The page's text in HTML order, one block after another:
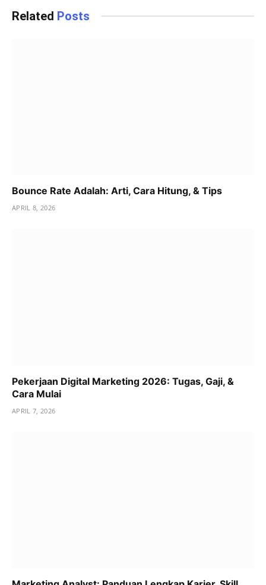
Related Posts
Bounce Rate Adalah: Arti, Cara Hitung, & Tips
APRIL 8, 2026
Pekerjaan Digital Marketing 2026: Tugas, Gaji, &
Cara Mulai
APRIL 7, 2026